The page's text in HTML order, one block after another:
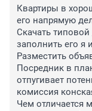
Квартиры в
его напрямую
Скачать
заполнить его я
Разместить
Посредник в
отпугивает
комиссия
Чем отличается